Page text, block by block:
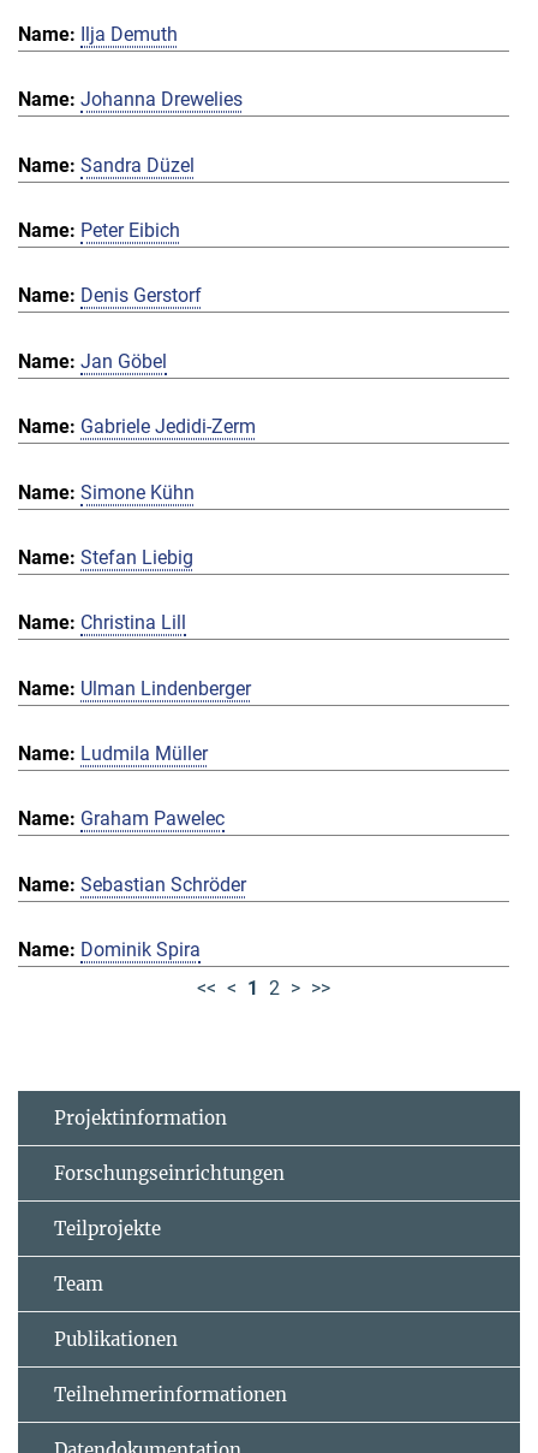
Ilja Demuth
Johanna Drewelies
Sandra Düzel
Peter Eibich
Denis Gerstorf
Jan Göbel
Gabriele Jedidi-Zerm
Simone Kühn
Stefan Liebig
Christina Lill
Ulman Lindenberger
Ludmila Müller
Graham Pawelec
Sebastian Schröder
Dominik Spira
<< < 1 2 > >>
Projektinformation
Forschungseinrichtungen
Teilprojekte
Team
Publikationen
Teilnehmerinformationen